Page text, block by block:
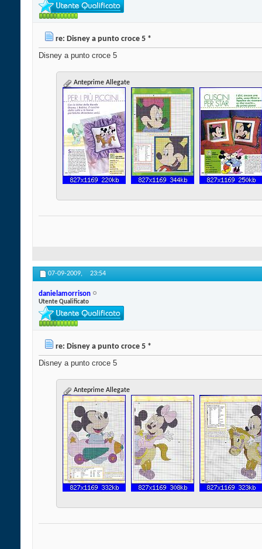
re: Disney a punto croce 5 *
Disney a punto croce 5
Anteprime Allegate
07-09-2009, 23:54
danielamorrison
Utente Qualificato
re: Disney a punto croce 5 *
Disney a punto croce 5
Anteprime Allegate